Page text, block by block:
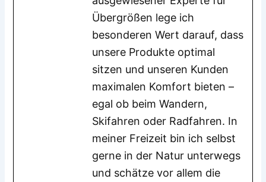
Übergrößen lege ich
besonderen Wert darauf, dass
unsere Produkte optimal
sitzen und unseren Kunden
maximalen Komfort bieten –
egal ob beim Wandern,
Skifahren oder Radfahren. In
meiner Freizeit bin ich selbst
gerne in der Natur unterwegs
und schätze vor allem die